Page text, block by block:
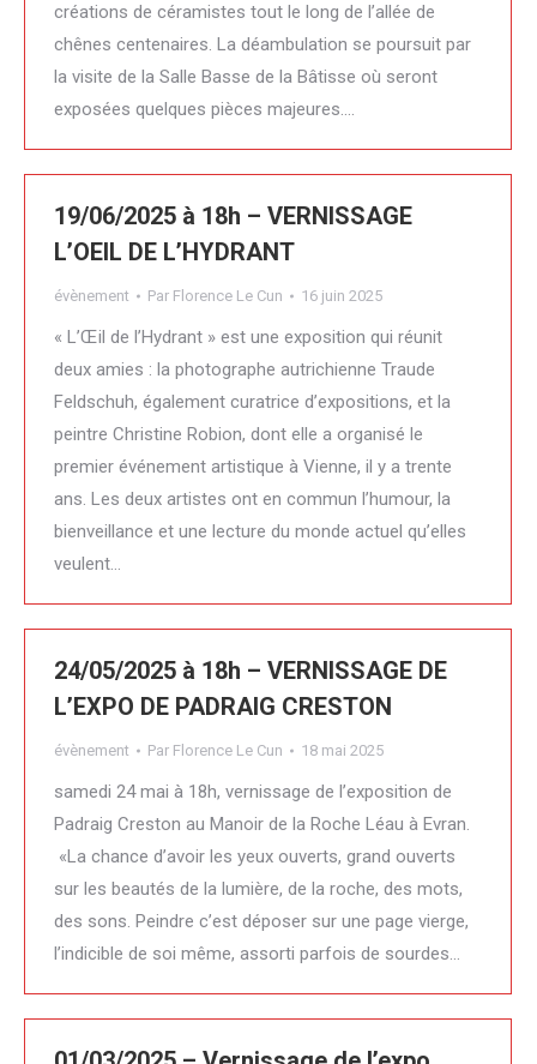
créations de céramistes tout le long de l’allée de
chênes centenaires. La déambulation se poursuit par
la visite de la Salle Basse de la Bâtisse où seront
exposées quelques pièces majeures.…
19/06/2025 à 18h – VERNISSAGE
L’OEIL DE L’HYDRANT
évènement Par Florence Le Cun 16 juin 2025
« L’Œil de l’Hydrant » est une exposition qui réunit
deux amies : la photographe autrichienne Traude
Feldschuh, également curatrice d’expositions, et la
peintre Christine Robion, dont elle a organisé le
premier événement artistique à Vienne, il y a trente
ans. Les deux artistes ont en commun l’humour, la
bienveillance et une lecture du monde actuel qu’elles
veulent…
24/05/2025 à 18h – VERNISSAGE DE
L’EXPO DE PADRAIG CRESTON
évènement Par Florence Le Cun 18 mai 2025
samedi 24 mai à 18h, vernissage de l’exposition de
Padraig Creston au Manoir de la Roche Léau à Evran.
«La chance d’avoir les yeux ouverts, grand ouverts
sur les beautés de la lumière, de la roche, des mots,
des sons. Peindre c’est déposer sur une page vierge,
l’indicible de soi même, assorti parfois de sourdes…